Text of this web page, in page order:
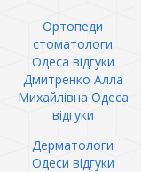
Ортопеди
стоматологи
Одеса відгуки
Дмитренко Алла
Михайлівна Одеса
відгуки
Дерматологи
Одеси відгуки